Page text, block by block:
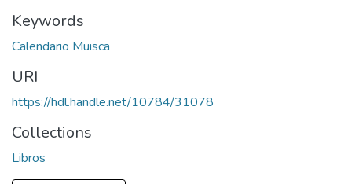
Keywords
Calendario Muisca
URI
https://hdl.handle.net/10784/31078
Collections
Libros